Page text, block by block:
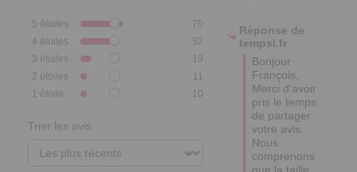
5 étoiles
70
4 étoiles
52
3 étoiles
19
2 étoiles
11
1 étoile 10
Trier les avis
Réponse de
tempsl.fr
Bonjour
François,
Merci d'avoir
pris le temps
de partager
votre avis.
Nous
comprenons